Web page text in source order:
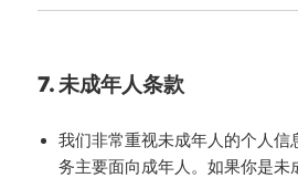
7. 未成年人条款
我们非常重视未成年人的个人
务主要面向成年人。如果你是未